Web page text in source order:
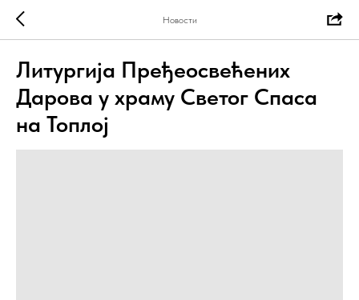
Новости
Литургија Пређеосвећених
Дарова у храму Светог Спаса
на Топлој